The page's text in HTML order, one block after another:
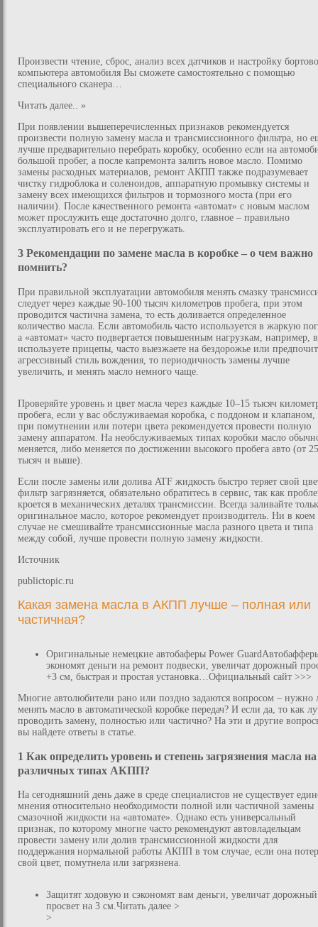
Произвести чтение, сброс, анализ всех датчиков и настройку
компьютера автомобиля Вы сможете самостоятельно с помощью
специального сканера…
Читать далее.. »
При появлении вышеперечисленных признаков рекомендуется
произвести полную замену масла и трансмиссионного фильтра, но
лучше предварительно перебрать коробку, особенно если на
большой пробег, а после капремонта залить новое масло. Помимо
замены расходных материалов, ремонт АКПП также подразумевает
чистку гидроблока и соленоидов, аппаратную промывку системы и
замену всех имеющихся фильтров и тормозного моста (при его
наличии). После качественного ремонта «автомат» с новым маслом
может прослужить еще достаточно долго, главное – правильно
эксплуатировать его и не перегружать.
3 Рекомендации по замене масла в коробке – о чем важно
помнить?
При правильной эксплуатации автомобиля менять смазку
следует через каждые 90-100 тысяч километров пробега, при этом
проводится частична замена, то есть доливается определенное
количество масла. Если автомобиль часто используется в жаркую
а «автомат» часто подвергается повышенным нагрузкам, например,
используете прицепы, часто выезжаете на бездорожье или
агрессивный стиль вождения, то периодичность замены лучше
увеличить, и менять масло немного чаще.
Проверяйте уровень и цвет масла через каждые 10–15 тысяч
пробега, если у вас обслуживаемая коробка, с поддоном и клапаном,
при помутнении или потери цвета рекомендуется провести полную
замену аппаратом. На необслуживаемых типах коробки масло
меняется, либо меняется по достижении высокого пробега авто (от
тысяч и выше).
Если после замены или долива ATF жидкость быстро теряет свой
фильтр загрязняется, обязательно обратитесь в сервис, так как
кроется в механических деталях трансмиссии. Всегда заливайте
оригинальное масло, которое рекомендует производитель. Ни в коем
случае не смешивайте трансмиссионные масла разного цвета и типа
между собой, лучше провести полную замену жидкости.
Источник
publictopic.ru
Какая замена масла в АКПП лучше – полная или
частичная?
Оригинальные немецкие автобаферы Power
экономят деньги на ремонт подвески, увеличат дорожный
+3 см, быстрая и простая установка…Официальный сайт >>>
Многие автолюбители рано или поздно задаются вопросом – нужно
менять масло в автоматической коробке передач? И если да, то как
проводить замену, полностью или частично? На эти и другие
вы найдете ответы в статье.
1 Как определить уровень и степень загрязнения масла на
различных типах АКПП?
На сегодняшний день даже в среде специалистов не существует
мнения относительно необходимости полной или частичной замены
смазочной жидкости на «автомате». Однако есть универсальный
признак, по которому многие часто рекомендуют автовладельцам
провести замену или долив трансмиссионной жидкости для
поддержания нормальной работы АКПП в том случае, если она
свой цвет, помутнела или загрязнена.
Защитят ходовую и сэкономят вам деньги, увеличат дорожный
просвет на 3 см.Читать далее >
>